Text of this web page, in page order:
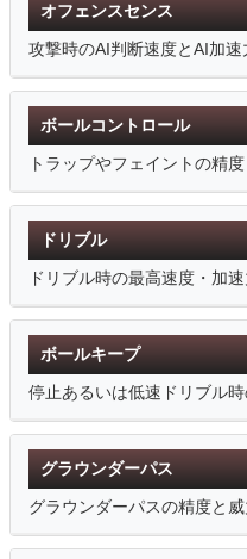
オフェンスセンス
攻撃時のAI判断速度とAI加速
ボールコントロール
トラップやフェイントの精度
ドリブル
ドリブル時の最高速度・加
ボールキープ
停止あるいは低速ドリブル
グラウンダーパス
グラウンダーパスの精度と威